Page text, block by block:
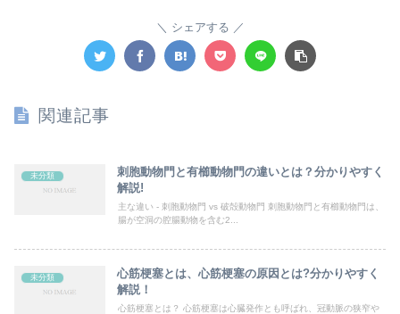
シェアする
関連記事
未分類
刺胞動物門と有櫛動物門の違いとは？分かりやすく
解説!
主な違い - 刺胞動物門 vs 破殻動物門 刺胞動物門と有櫛動物門は、
腸が空洞の腔腸動物を含む2...
未分類
心筋梗塞とは、心筋梗塞の原因とは?分かりやすく
解説！
心筋梗塞とは？ 心筋梗塞は心臓発作とも呼ばれ、冠動脈の狭窄や